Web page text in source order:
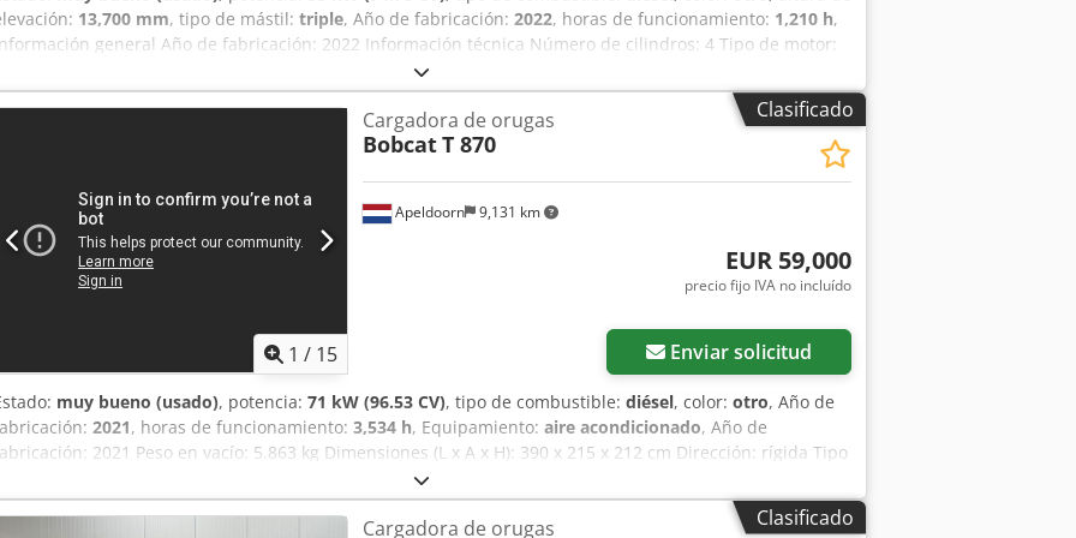
13,700 mm, tipo de mástil: triple, Año de fabricación: 2022, horas de funcionamiento: 1,210 h,
general Año de fabricación: 2022 Información técnica Número de cilindros: 4 Tipo de motor:
Bobcat D34 Peso en vacío: 10.180 kg Dimensiones (L x A x H): 611 x 242 x 252 cm Funcionalidad Capacidad
elevación: 4.100 kg Alcance máximo: 940 cm Sistema de cambio rápido: Sí Marcado CE: sí Estado
Estado técnico: muy bueno Estado estético: muy bueno = Otras opciones y equipamiento = - 3er circuito
hidráulico - Lámpara(s) de trabajo - Ventilador - Guardabarros Crsdpfey U Ntvox Ag Usf - Horquillas para
emisiones: Stage V / Tier IV final General País de fabricación: Francia
Clasificado
1 / 15
Apeldoorn 9,131 km
Cargadora de orugas
BobcatT 870
EUR 59,000
precio fijo IVA no incluído
Enviar solicitud
muy bueno (usado), potencia: 71 kW (96.53 CV), tipo de combustible: diésel, color: otro, Año de
2021, horas de funcionamiento: 3,534 h, Equipamiento: aire acondicionado, Año de
2021 Peso en vacío: 5.863 kg Dimensiones (L x A x H): 390 x 215 x 212 cm Dirección: rígida Tipo
de motor: Bobcat D34 Sistema de cambio rápido: sí Certificación CE: sí Estado técnico: muy bueno Estado
muy bueno = Otras opciones y equipamiento = Crsdpfxjyc Nxtj Ag Uof - 3er circuito hidráulico -
Faros de trabajo - Orugas de goma - Alto caudal - Acoplador rápido hidráulico - Radio = Observaciones =
Clasificado
Cargadora de orugas